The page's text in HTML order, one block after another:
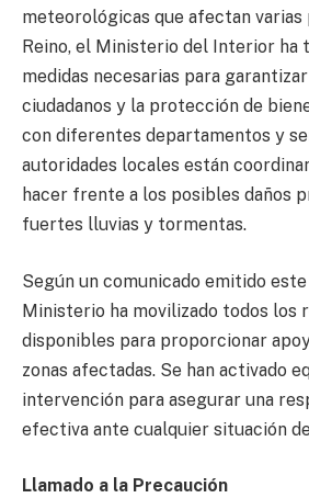
meteorológicas que afectan varias
Reino, el Ministerio del Interior ha
medidas necesarias para
ciudadanos y la protección de
con diferentes departamentos y
autoridades locales están
hacer frente a los posibles daños
fuertes lluvias y tormentas.
Según un comunicado emitido este
Ministerio ha movilizado todos los
disponibles para proporcionar
zonas afectadas. Se han activado
intervención para asegurar una
efectiva ante cualquier situación
Llamado a la Precaución